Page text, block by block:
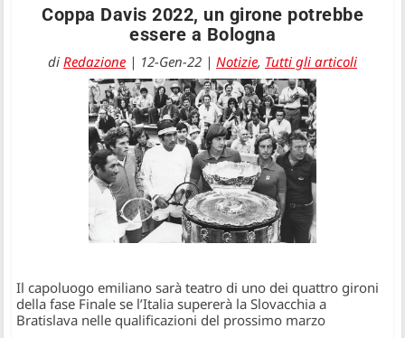
Coppa Davis 2022, un girone potrebbe
essere a Bologna
di Redazione | 12-Gen-22 | Notizie, Tutti gli articoli
Il capoluogo emiliano sarà teatro di uno dei quattro gironi
della fase Finale se l’Italia supererà la Slovacchia a
Bratislava nelle qualificazioni del prossimo marzo